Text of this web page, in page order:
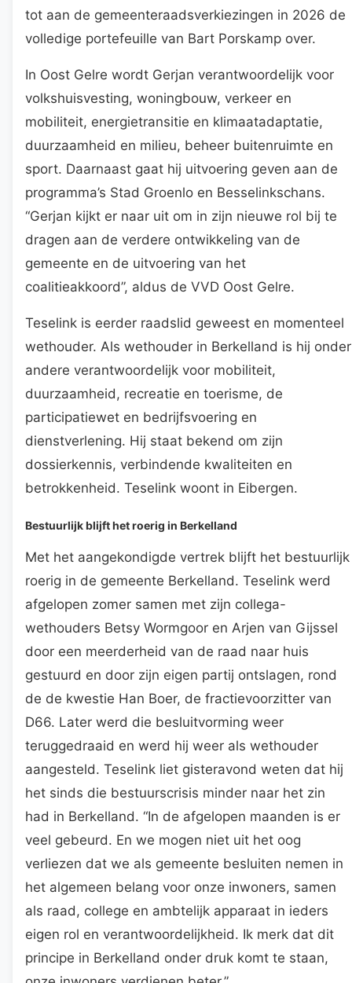
tot aan de gemeenteraadsverkiezingen in 2026 de
volledige portefeuille van Bart Porskamp over.
In Oost Gelre wordt Gerjan verantwoordelijk voor
volkshuisvesting, woningbouw, verkeer en
mobiliteit, energietransitie en klimaatadaptatie,
duurzaamheid en milieu, beheer buitenruimte en
sport. Daarnaast gaat hij uitvoering geven aan de
programma’s Stad Groenlo en Besselinkschans.
“Gerjan kijkt er naar uit om in zijn nieuwe rol bij te
dragen aan de verdere ontwikkeling van de
gemeente en de uitvoering van het
coalitieakkoord”, aldus de VVD Oost Gelre.
Teselink is eerder raadslid geweest en momenteel
wethouder. Als wethouder in Berkelland is hij onder
andere verantwoordelijk voor mobiliteit,
duurzaamheid, recreatie en toerisme, de
participatiewet en bedrijfsvoering en
dienstverlening. Hij staat bekend om zijn
dossierkennis, verbindende kwaliteiten en
betrokkenheid. Teselink woont in Eibergen.
Bestuurlijk blijft het roerig in Berkelland
Met het aangekondigde vertrek blijft het bestuurlijk
roerig in de gemeente Berkelland. Teselink werd
afgelopen zomer samen met zijn collega-
wethouders Betsy Wormgoor en Arjen van Gijssel
door een meerderheid van de raad naar huis
gestuurd en door zijn eigen partij ontslagen, rond
de de kwestie Han Boer, de fractievoorzitter van
D66. Later werd die besluitvorming weer
teruggedraaid en werd hij weer als wethouder
aangesteld. Teselink liet gisteravond weten dat hij
het sinds die bestuurscrisis minder naar het zin
had in Berkelland. “In de afgelopen maanden is er
veel gebeurd. En we mogen niet uit het oog
verliezen dat we als gemeente besluiten nemen in
het algemeen belang voor onze inwoners, samen
als raad, college en ambtelijk apparaat in ieders
eigen rol en verantwoordelijkheid. Ik merk dat dit
principe in Berkelland onder druk komt te staan,